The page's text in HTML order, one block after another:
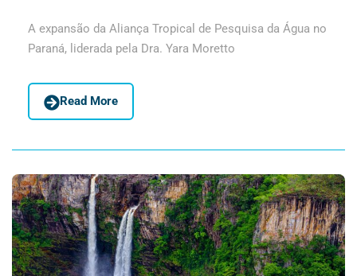
A expansão da Aliança Tropical de Pesquisa da Água no
Paraná, liderada pela Dra. Yara Moretto
Read More